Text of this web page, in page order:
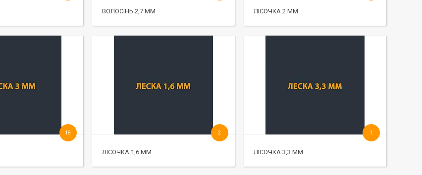
ВОЛОСІНЬ 2,7 ММ ЛІСОЧКА 2 ММ
18
ЛІСОЧКА 1,6 ММ
2
ЛІСОЧКА 3,3 ММ
1